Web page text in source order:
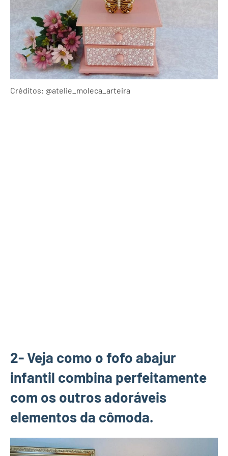
Créditos: @atelie_moleca_arteira
2- Veja como o fofo abajur
infantil combina perfeitamente
com os outros adoráveis
elementos da cômoda.